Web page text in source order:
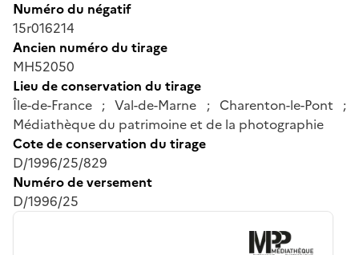
Numéro du négatif
15r016214
Ancien numéro du tirage
MH52050
Lieu de conservation du tirage
Île-de-France ; Val-de-Marne ; Charenton-le-Pont ;
Médiathèque du patrimoine et de la photographie
Cote de conservation du tirage
D/1996/25/829
Numéro de versement
D/1996/25